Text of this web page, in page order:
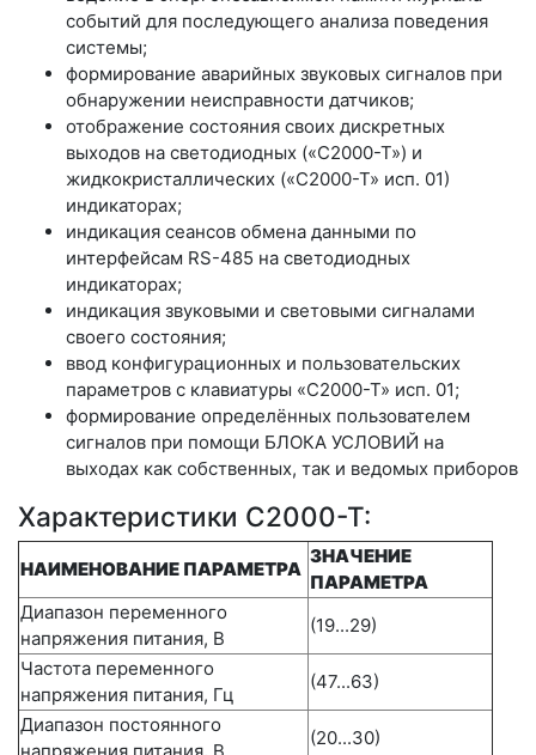
событий для последующего анализа поведения
системы;
формирование аварийных звуковых сигналов при
обнаружении неисправности датчиков;
отображение состояния своих дискретных
выходов на светодиодных («С2000-Т») и
жидкокристаллических («С2000-Т» исп. 01)
индикаторах;
индикация сеансов обмена данными по
интерфейсам RS-485 на светодиодных
индикаторах;
индикация звуковыми и световыми сигналами
своего состояния;
ввод конфигурационных и пользовательских
параметров с клавиатуры «С2000-Т» исп. 01;
формирование определённых пользователем
сигналов при помощи БЛОКА УСЛОВИЙ на
выходах как собственных, так и ведомых приборов
Характеристики С2000-Т:
НАИМЕНОВАНИЕ ПАРАМЕТРА
ЗНАЧЕНИЕ
ПАРАМЕТРА
Диапазон переменного
напряжения питания, В
(19...29)
Частота переменного
напряжения питания, Гц
(47...63)
Диапазон постоянного
(20...30)